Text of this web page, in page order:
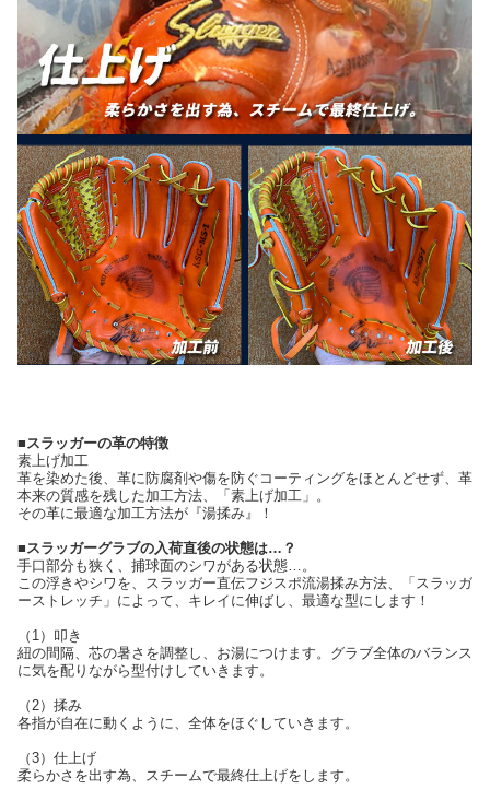
■スラッガーの革の特徴
素上げ加工
革を染めた後、革に防腐剤や傷を防ぐコーティングをほとんどせず、革
本来の質感を残した加工方法、「素上げ加工」。
その革に最適な加工方法が『湯揉み』！
■スラッガーグラブの入荷直後の状態は…？
手口部分も狭く、捕球面のシワがある状態…。
この浮きやシワを、スラッガー直伝フジスポ流湯揉み方法、「スラッガ
ーストレッチ」によって、キレイに伸ばし、最適な型にします！
（1）叩き
紐の間隔、芯の暑さを調整し、お湯につけます。グラブ全体のバランス
に気を配りながら型付けしていきます。
（2）揉み
各指が自在に動くように、全体をほぐしていきます。
（3）仕上げ
柔らかさを出す為、スチームで最終仕上げをします。